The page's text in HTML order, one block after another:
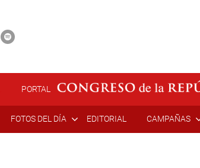
PORTAL
FOTOS DEL DÍA EDITORIAL CAMPAÑAS